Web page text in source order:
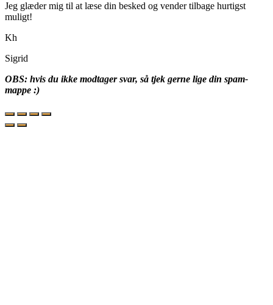
Jeg glæder mig til at læse din besked og vender tilbage hurtigst
muligt!
Kh
Sigrid
OBS: hvis du ikke modtager svar, så tjek gerne lige din spam-
mappe :)